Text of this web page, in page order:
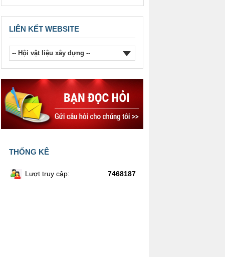
LIÊN KẾT WEBSITE
THỐNG KÊ
Lượt truy cập: 7468187